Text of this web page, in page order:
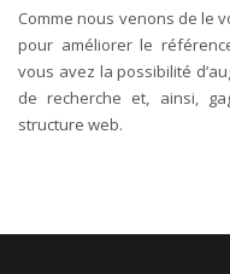
Comme nous venons de le
pour améliorer le
vous avez la possibilité
de recherche et, ainsi,
structure web.